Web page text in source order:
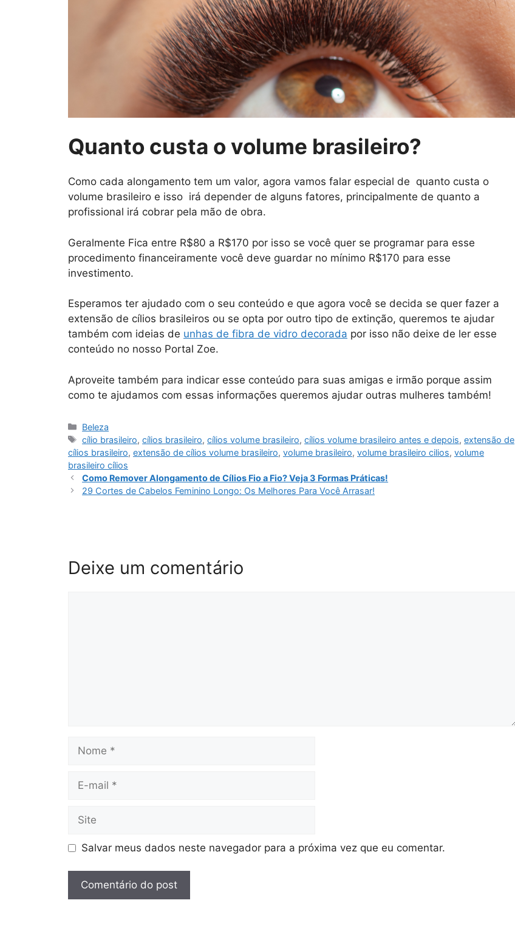
Quanto custa o volume brasileiro?
Como cada alongamento tem um valor, agora vamos falar especial de quanto custa o
volume brasileiro e isso irá depender de alguns fatores, principalmente de quanto a
profissional irá cobrar pela mão de obra.
Geralmente Fica entre R$80 a R$170 por isso se você quer se programar para esse
procedimento financeiramente você deve guardar no mínimo R$170 para esse
investimento.
Esperamos ter ajudado com o seu conteúdo e que agora você se decida se quer fazer a
extensão de cílios brasileiros ou se opta por outro tipo de extinção, queremos te ajudar
também com ideias de unhas de fibra de vidro decorada por isso não deixe de ler esse
conteúdo no nosso Portal Zoe.
Aproveite também para indicar esse conteúdo para suas amigas e irmão porque assim
como te ajudamos com essas informações queremos ajudar outras mulheres também!
Categorias
Beleza
Tags
cílio brasileiro,cílios brasileiro,cílios volume brasileiro,cílios volume brasileiro antes e depois,extensão de
cílios brasileiro, extensão de cílios volume brasileiro, volume brasileiro, volume brasileiro cilios, volume
brasileiro cílios
Como Remover Alongamento de Cílios Fio a Fio? Veja 3 Formas Práticas!
29 Cortes de Cabelos Feminino Longo: Os Melhores Para Você Arrasar!
Deixe um comentário
mail
Salvar meus dados neste navegador para a próxima vez que eu comentar.